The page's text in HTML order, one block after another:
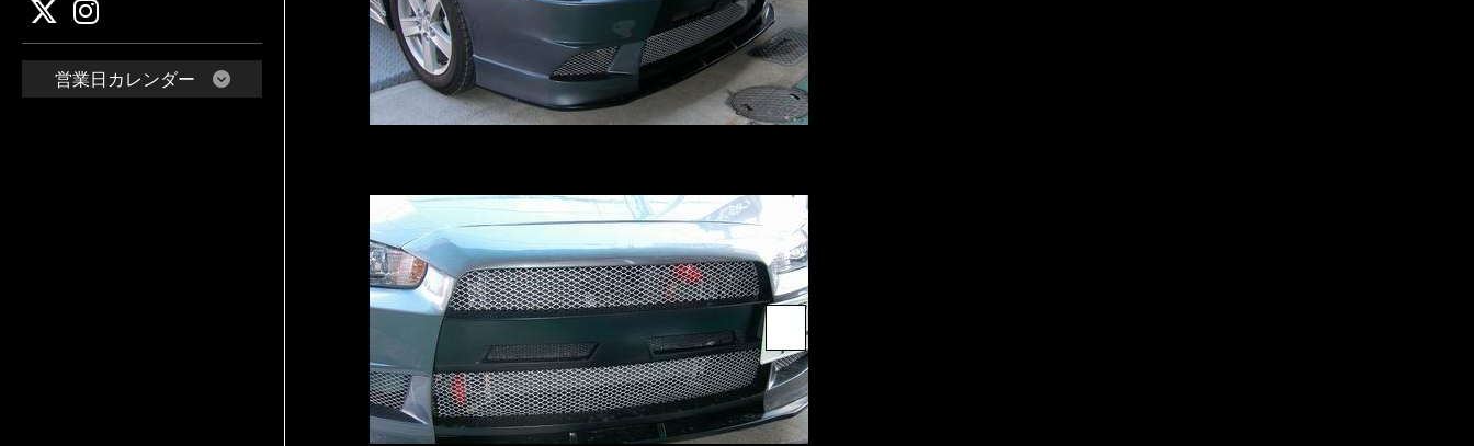
営業日カレンダー